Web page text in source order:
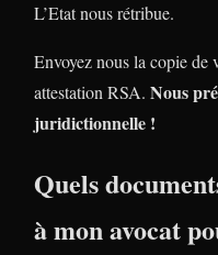
L’Etat nous rétribue.
Envoyez nous la copie de
attestation RSA. Nous
juridictionnelle !
Quels
à mon avocat